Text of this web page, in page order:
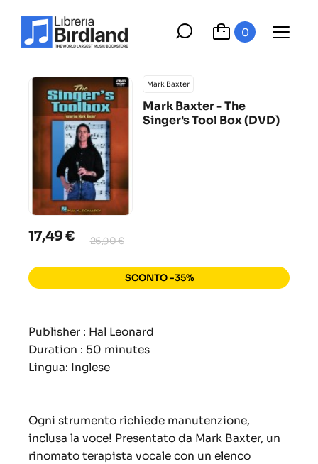
0
Mark Baxter
Mark Baxter - The
Singer's Tool Box (DVD)
17,49 € 26,90 €
SCONTO -35%
Publisher : Hal Leonard
Duration : 50 minutes
Lingua: Inglese
Ogni strumento richiede manutenzione,
inclusa la voce! Presentato da Mark Baxter, un
rinomato terapista vocale con un elenco